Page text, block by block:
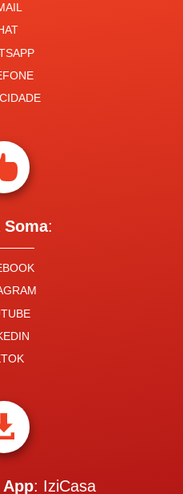
Soma:
App: IziCasa